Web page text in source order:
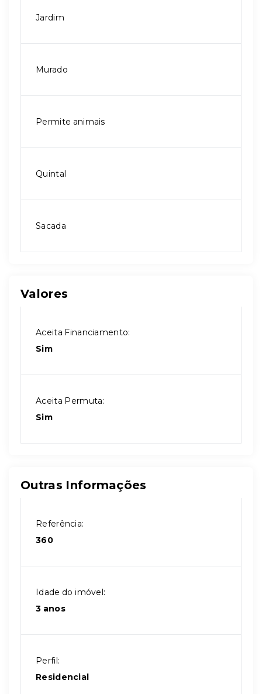
Jardim
Murado
Permite animais
Quintal
Sacada
Valores
Aceita Financiamento:
Sim
Aceita Permuta:
Sim
Outras Informações
Referência:
360
Idade do imóvel:
3 anos
Perfil:
Residencial